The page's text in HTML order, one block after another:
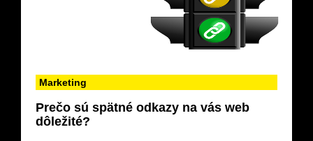
Marketing
Prečo sú spätné odkazy na vás web
dôležité?